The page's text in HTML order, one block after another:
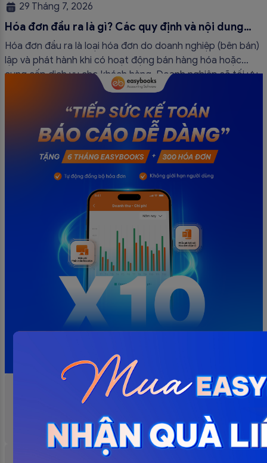
29 Tháng 7, 2026
Hóa đơn đầu ra là gì? Các quy định và nội dung
bắt buộc mới nhất
Hóa đơn đầu ra là loại hóa đơn do doanh nghiệp (bên bán)
lập và phát hành khi có hoạt động bán hàng hóa hoặc
cung cấp dịch vụ cho khách hàng. Doanh nghiệp sẽ tối ưu
quy trình vận hành và tránh được những án phạt hành
chính không đáng có nếu nắm rõ […]